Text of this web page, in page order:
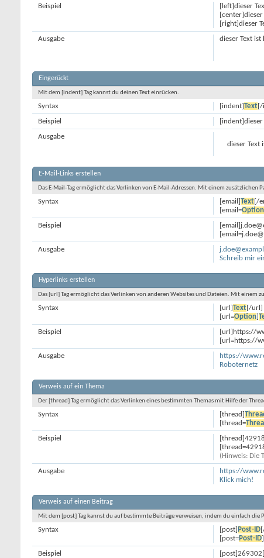
[left]dieser
[right]dieser
Beispiel
dieser Text ist
Ausgabe
Eingerückt
Mit dem [indent] Tag kannst du deinen Text einrücken.
[indent]Text[/
Syntax
Beispiel
dieser Text
Ausgabe
E-Mail-Links erstellen
Das E-Mail-Tag ermöglicht das Verlinken von E-Mail-Adressen. Mit einem
[email]Text[/
[email=Option
Syntax
Beispiel
Schreib mir
Ausgabe
Hyperlinks erstellen
Das [url] Tag ermöglicht das Verlinken von anderen Websites und Dateien. Mit einem
[url]Text[/url]
[url=Option]
Syntax
[url]https://
[url=https://
Beispiel
https://
Roboternetz
Ausgabe
Verweis auf ein Thema
Der [thread] Tag ermöglicht das Verlinken eines bestimmten Themas mit Hilfe der
[thread]
[thread=
Syntax
(Hinweis: Die
Beispiel
https://
Klick mich!
Ausgabe
Verweis auf einen Beitrag
Mit dem [post] Tag kannst du auf bestimmte Beiträge verweisen, indem du einfach die
[post] Post-ID
[post=Post-ID]
Syntax
Beispiel